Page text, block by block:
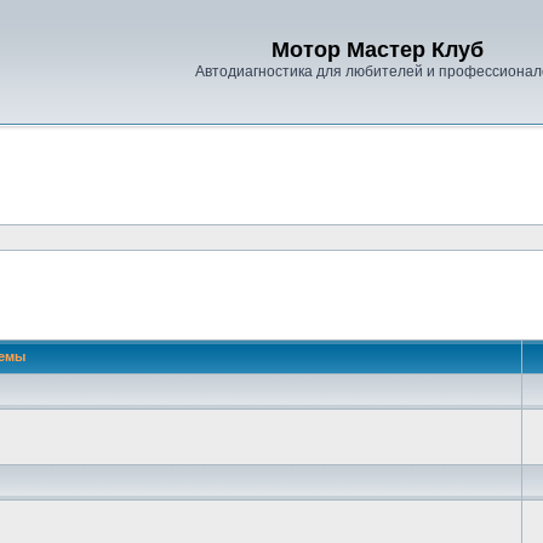
Мотор Мастер Клуб
Автодиагностика для любителей и